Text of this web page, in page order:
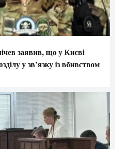
заявив, що у Києві
у зв’язку із вбивством